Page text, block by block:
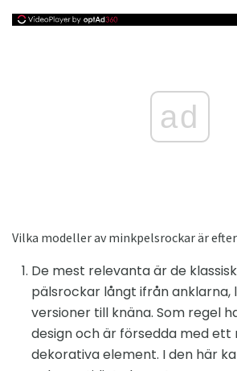
ad
Vilka modeller av minkpelsrockar är
De mest relevanta är de
pälsrockar långt ifrån anklarna,
versioner till knäna. Som regel
design och är försedda med ett
dekorativa element. I den här